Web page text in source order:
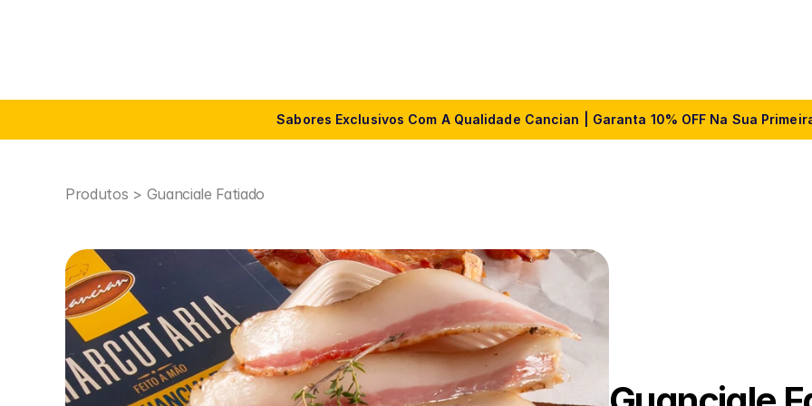
Sabores Exclusivos Com A Qualidade Cancian | Garanta 10% OFF Na Sua
Produtos > Guanciale Fatiado